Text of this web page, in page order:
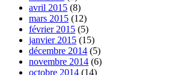
avril 2015 (8)
mars 2015 (12)
février 2015 (5)
janvier 2015 (15)
décembre 2014 (5)
novembre 2014 (6)
octobre 2014 (14)